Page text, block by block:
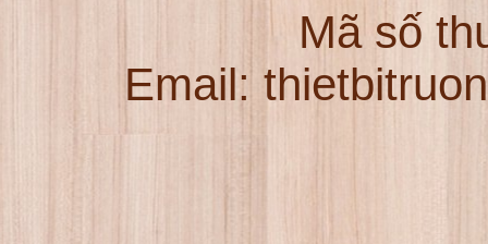
Mã số
Email: